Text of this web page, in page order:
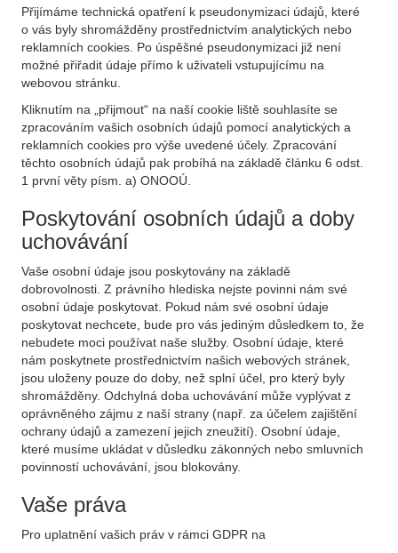
Přijímáme technická opatření k pseudonymizaci údajů, které
o vás byly shromážděny prostřednictvím analytických nebo
reklamních cookies. Po úspěšné pseudonymizaci již není
možné přiřadit údaje přímo k uživateli vstupujícímu na
webovou stránku.
Kliknutím na „přijmout“ na naší cookie liště souhlasíte se
zpracováním vašich osobních údajů pomocí analytických a
reklamních cookies pro výše uvedené účely. Zpracování
těchto osobních údajů pak probíhá na základě článku 6 odst.
1 první věty písm. a) ONOOÚ.
Poskytování osobních údajů a doby
uchovávání
Vaše osobní údaje jsou poskytovány na základě
dobrovolnosti. Z právního hlediska nejste povinni nám své
osobní údaje poskytovat. Pokud nám své osobní údaje
poskytovat nechcete, bude pro vás jediným důsledkem to, že
nebudete moci používat naše služby. Osobní údaje, které
nám poskytnete prostřednictvím našich webových stránek,
jsou uloženy pouze do doby, než splní účel, pro který byly
shromážděny. Odchylná doba uchovávání může vyplývat z
oprávněného zájmu z naší strany (např. za účelem zajištění
ochrany údajů a zamezení jejich zneužití). Osobní údaje,
které musíme ukládat v důsledku zákonných nebo smluvních
povinností uchovávání, jsou blokovány.
Vaše práva
Pro uplatnění vašich práv v rámci GDPR na